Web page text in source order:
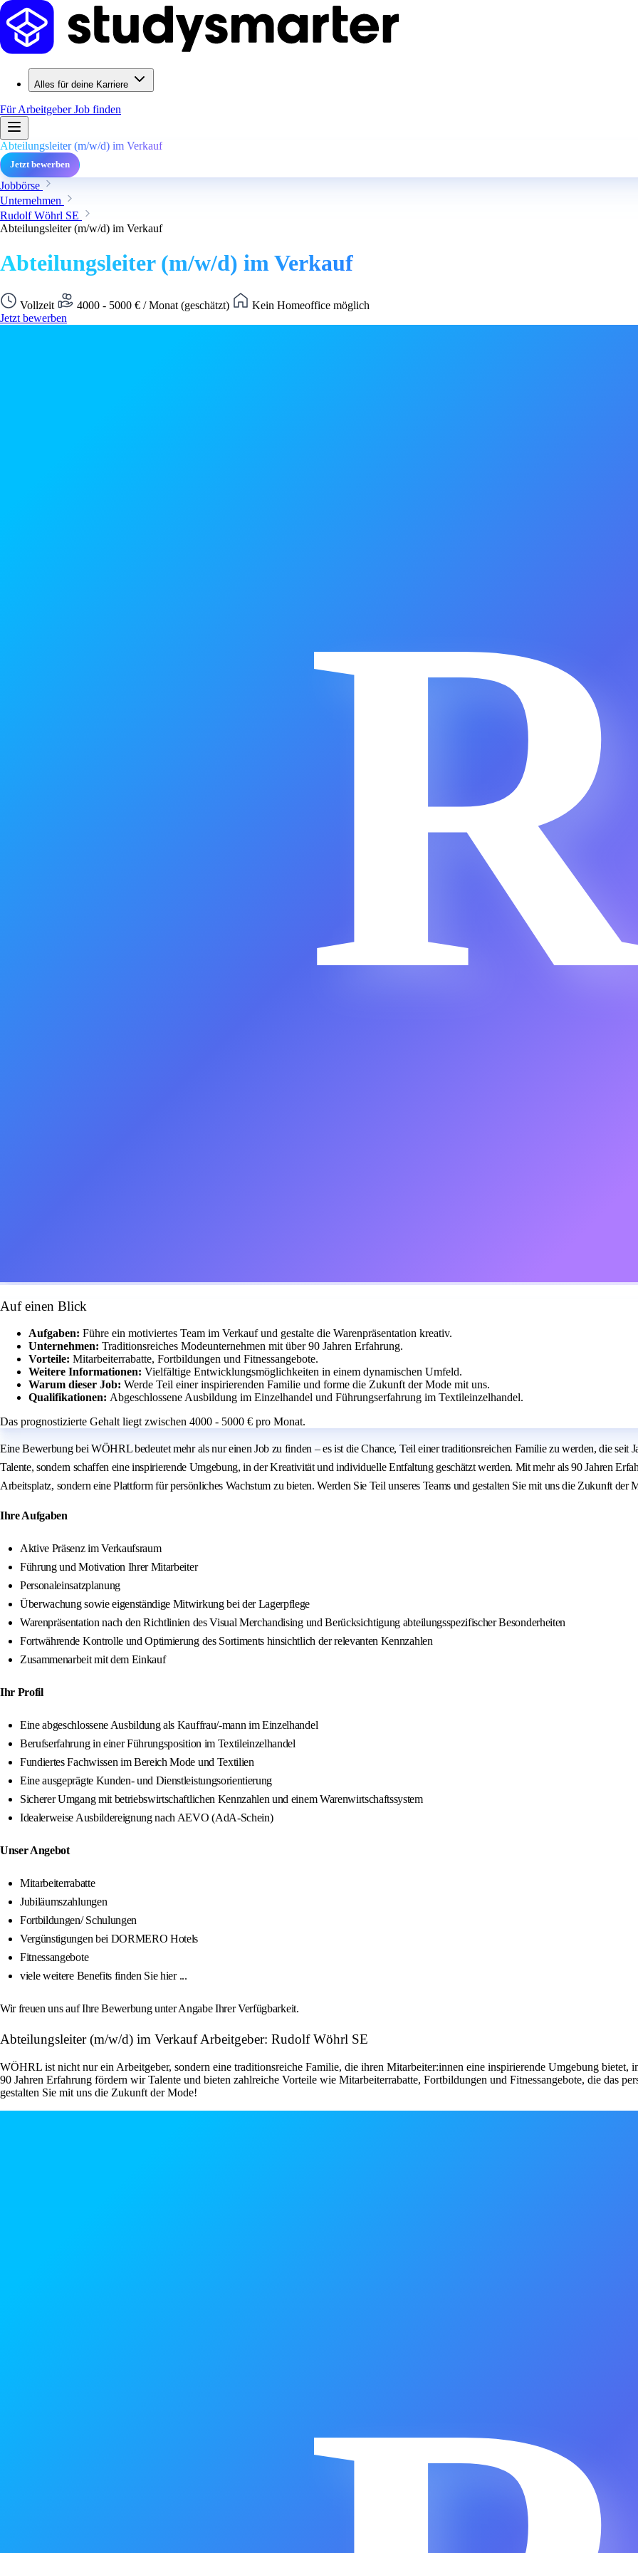
Alles für deine Karriere
Für ArbeitgeberJob finden
Abteilungsleiter (m/w/d) im Verkauf
Jetzt bewerben
Jobbörse
Unternehmen
Rudolf Wöhrl SE
Abteilungsleiter (m/w/d) im Verkauf
Abteilungsleiter (m/w/d) im Verkauf
Vollzeit 4000 - 5000 € / Monat (geschätzt)
Kein Homeoffice möglich
Jetzt bewerben
Auf einen Blick
Aufgaben: Führe ein motiviertes Team im Verkauf und gestalte die Warenpräsentation kreativ.
Unternehmen: Traditionsreiches Modeunternehmen mit über 90 Jahren Erfahrung.
Vorteile: Mitarbeiterrabatte, Fortbildungen und Fitnessangebote.
Weitere Informationen: Vielfältige Entwicklungsmöglichkeiten in einem dynamischen Umfeld.
Warum dieser Job: Werde Teil einer inspirierenden Familie und forme die Zukunft der Mode mit uns.
Qualifikationen: Abgeschlossene Ausbildung im Einzelhandel und Führungserfahrung im Textileinzelhandel.
Das prognostizierte Gehalt liegt zwischen 4000 - 5000 € pro Monat.
Eine Bewerbung bei WÖHRL bedeutet mehr als nur einen Job zu finden – es ist die Chance, Teil einer traditionsreichen Familie zu werden, die
Talente, sondern schaffen eine inspirierende Umgebung, in der Kreativität und individuelle Entfaltung geschätzt werden. Mit mehr als 90 Jahren
Arbeitsplatz, sondern eine Plattform für persönliches Wachstum zu bieten. Werden Sie Teil unseres Teams und gestalten Sie mit uns die Zukunft der
Ihre Aufgaben
Aktive Präsenz im Verkaufsraum
Führung und Motivation Ihrer Mitarbeiter
Personaleinsatzplanung
Überwachung sowie eigenständige Mitwirkung bei der Lagerpflege
Warenpräsentation nach den Richtlinien des Visual Merchandising und Berücksichtigung abteilungsspezifischer Besonderheiten
Fortwährende Kontrolle und Optimierung des Sortiments hinsichtlich der relevanten Kennzahlen
Zusammenarbeit mit dem Einkauf
Ihr Profil
Eine abgeschlossene Ausbildung als Kauffrau/-mann im Einzelhandel
Berufserfahrung in einer Führungsposition im Textileinzelhandel
Fundiertes Fachwissen im Bereich Mode und Textilien
Eine ausgeprägte Kunden- und Dienstleistungsorientierung
Sicherer Umgang mit betriebswirtschaftlichen Kennzahlen und einem Warenwirtschaftssystem
Idealerweise Ausbildereignung nach AEVO (AdA-Schein)
Unser Angebot
Mitarbeiterrabatte
Jubiläumszahlungen
Fortbildungen/ Schulungen
Vergünstigungen bei DORMERO Hotels
Fitnessangebote
viele weitere Benefits finden Sie hier ...
Wir freuen uns auf Ihre Bewerbung unter Angabe Ihrer Verfügbarkeit.
Abteilungsleiter (m/w/d) im Verkauf Arbeitgeber: Rudolf Wöhrl SE
WÖHRL ist nicht nur ein Arbeitgeber, sondern eine traditionsreiche Familie, die ihren Mitarbeiter:innen eine inspirierende Umgebung
90 Jahren Erfahrung fördern wir Talente und bieten zahlreiche Vorteile wie Mitarbeiterrabatte, Fortbildungen und Fitnessangebote, die das
gestalten Sie mit uns die Zukunft der Mode!